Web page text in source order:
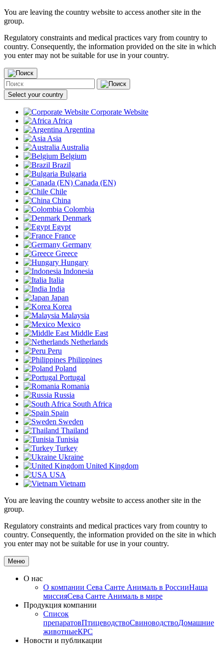
You are leaving the country website to access another site in the
group.
Regulatory constraints and medical practices vary from country to
country. Consequently, the information provided on the site in which
you enter may not be suitable for use in your country.
Select your country
Corporate Website
Africa
Argentina
Asia
Australia
Belgium
Brazil
Bulgaria
Canada (EN)
Chile
China
Colombia
Denmark
Egypt
France
Germany
Greece
Hungary
Indonesia
Italia
India
Japan
Korea
Malaysia
Mexico
Middle East
Netherlands
Peru
Philippines
Poland
Portugal
Romania
Russia
South Africa
Spain
Sweden
Thailand
Tunisia
Turkey
Ukraine
United Kingdom
USA
Vietnam
You are leaving the country website to access another site in the
group.
Regulatory constraints and medical practices vary from country to
country. Consequently, the information provided on the site in which
you enter may not be suitable for use in your country.
Меню
О нас
О компании Сева Санте Анималь в РоссииНаша
миссияСева Санте Анималь в мире
Продукция компании
Список
препаратовПтицеводствоСвиноводствоДомашние
животныеКРС
Новости и публикации